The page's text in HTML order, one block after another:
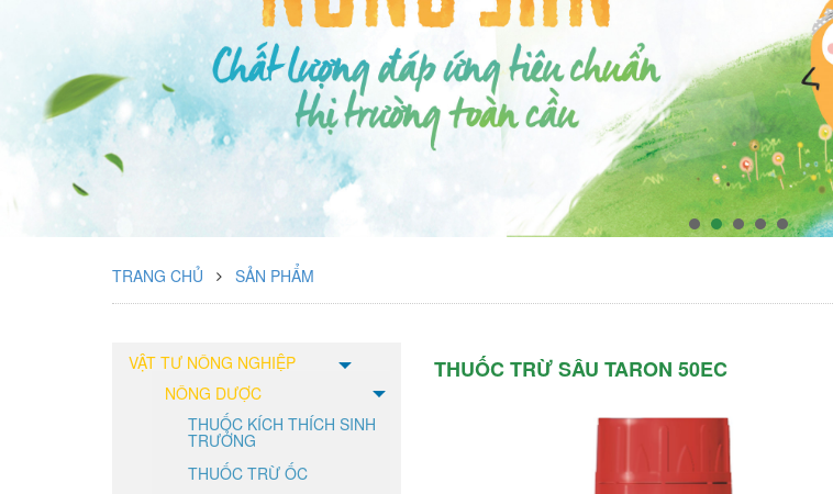
TRANG CHỦ SẢN PHẨM
VẬT TƯ NÔNG NGHIỆP
NÔNG DƯỢC
THUỐC KÍCH THÍCH SINH
TRƯỞNG
THUỐC TRỪ ỐC
THUỐC TRỪ SÂU TARON 50EC